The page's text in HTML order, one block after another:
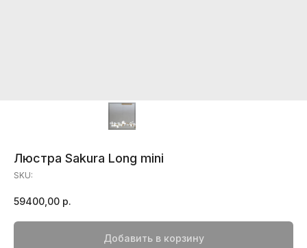
Люстра Sakura Long mini
SKU:
59400,00 р.
Добавить в корзину